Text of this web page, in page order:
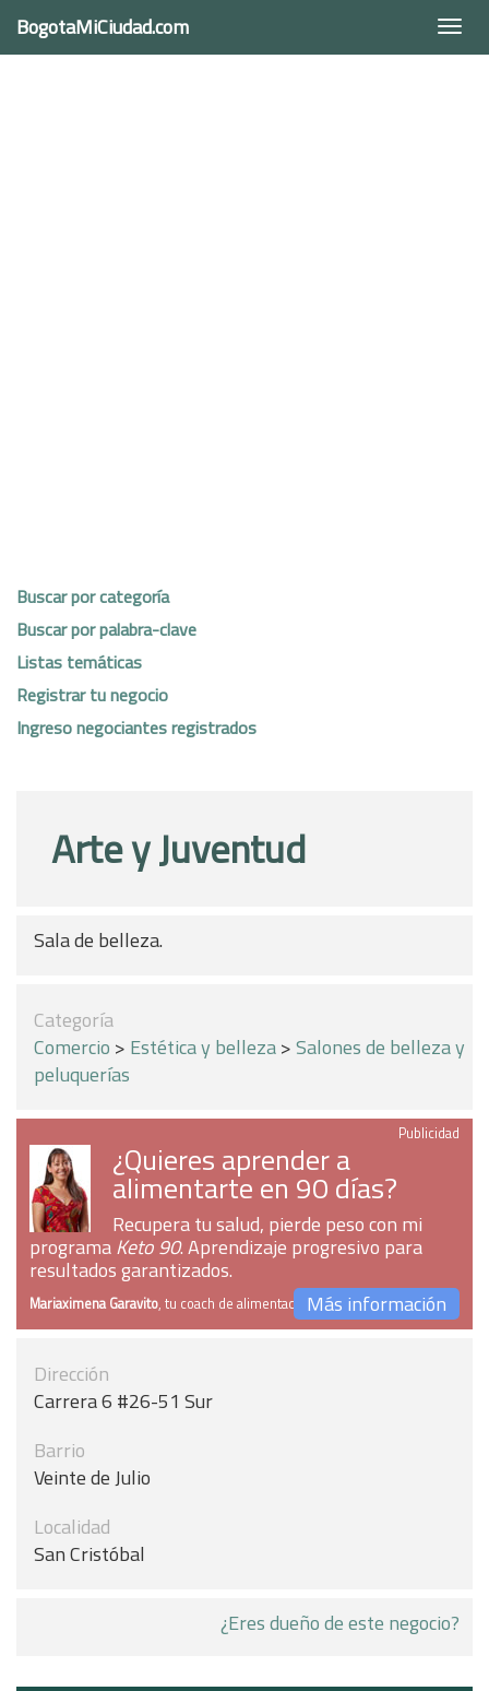
BogotaMiCiudad.com
Buscar por categoría
Buscar por palabra-clave
Listas temáticas
Registrar tu negocio
Ingreso negociantes registrados
Arte y Juventud
Sala de belleza.
Categoría
Comercio > Estética y belleza>Salones de belleza y
peluquerías
Publicidad
¿Quieres aprender a
alimentarte en 90 días?
Recupera tu salud, pierde peso con mi
programaKeto 90. Aprendizaje progresivo para
resultados garantizados.
Mariaximena Garavito, tu coach de alimentaciónMás información
Dirección
Carrera 6 #26-51 Sur
Barrio
Veinte de Julio
Localidad
San Cristóbal
¿Eres dueño de este negocio?